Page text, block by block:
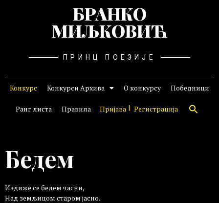
БРАНКО
МИЉКОВИЋ
ПРИНЦ ПОЕЗИЈЕ
Конкурс Конкурси Архива О конкурсу Победници
Ранг листа Правила Пријава Регистрација
Бедем
Издиже се бедем часни,
Над земљицом старом јасно.